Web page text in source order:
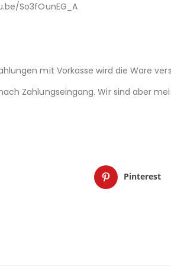
So3fOunEG_A
mit Vorkasse wird die Ware
Zahlungseingang. Wir sind aber
Pinterest